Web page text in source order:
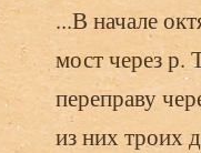
...В начале
мост через р.
переправу
из них троих